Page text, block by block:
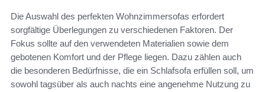
Die Auswahl des perfekten Wohnzimmersofas erfordert
sorgfältige Überlegungen zu verschiedenen Faktoren. Der
Fokus sollte auf den verwendeten Materialien sowie dem
gebotenen Komfort und der Pflege liegen. Dazu zählen auch
die besonderen Bedürfnisse, die ein Schlafsofa erfüllen soll, um
sowohl tagsüber als auch nachts eine angenehme Nutzung zu